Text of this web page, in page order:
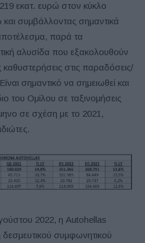
εκατ. ευρώ στον κύκλο
συμβάλλοντας σημαντικά
παρά τα
αλυσίδα που εξακολουθούν
στις παραδόσεις/
σημαντικό να σημειωθεί και
του Ομίλου σε ταξινομήσεις
σε σχέση με το 2021,
2022, η Αutohellas
συμφωνητικού